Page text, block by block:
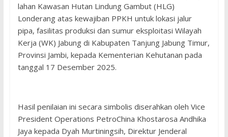
lahan Kawasan Hutan Lindung Gambut (HLG)
Londerang atas kewajiban PPKH untuk lokasi jalur
pipa, fasilitas produksi dan sumur eksploitasi Wilayah
Kerja (WK) Jabung di Kabupaten Tanjung Jabung Timur,
Provinsi Jambi, kepada Kementerian Kehutanan pada
tanggal 17 Desember 2025.
Hasil penilaian ini secara simbolis diserahkan oleh Vice
President Operations PetroChina Khostarosa Andhika
Jaya kepada Dyah Murtiningsih, Direktur Jenderal